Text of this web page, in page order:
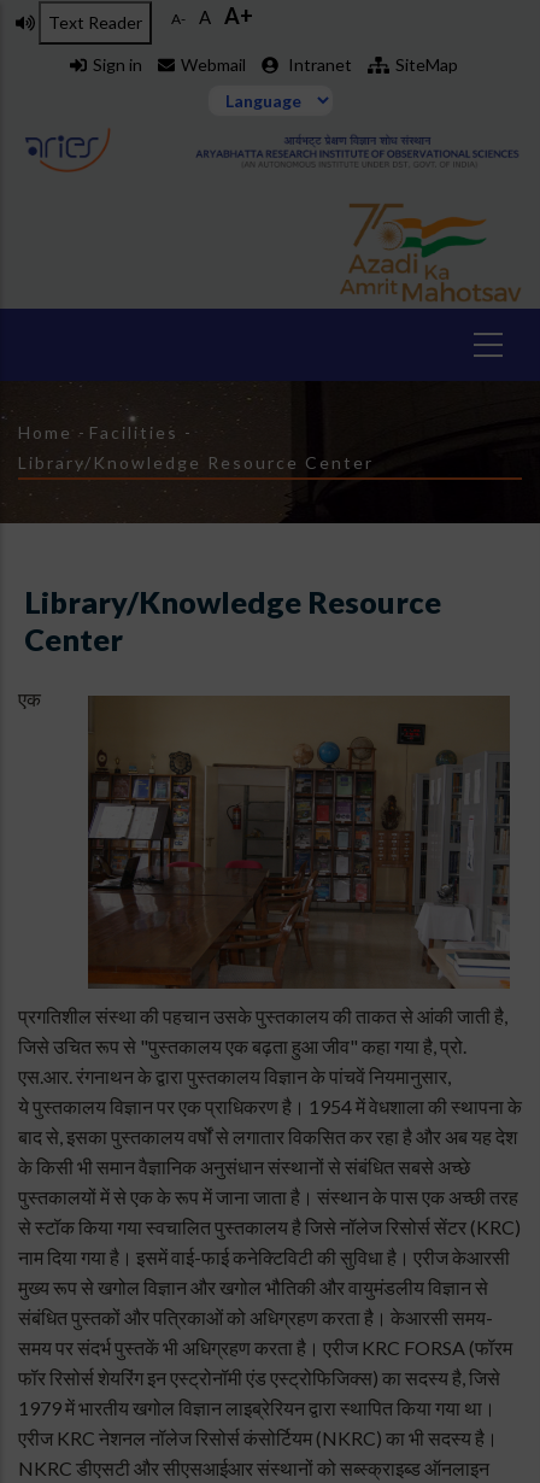
Skip
Text Reader A- A A+
Sign in Webmail Intranet SiteMap
Breadcrumb
Home - Facilities -
Library/Knowledge Resource Center
Library/Knowledge Resource
Center
एक
प्रगतिशील संस्था की पहचान उसके पुस्तकालय की ताकत से आंकी जाती है,
जिसे उचित रूप से "पुस्तकालय एक बढ़ता हुआ जीव" कहा गया है, प्रो.
एस.आर. रंगनाथन के द्वारा पुस्तकालय विज्ञान के पांचवें नियमानुसार,
ये पुस्तकालय विज्ञान पर एक प्राधिकरण है। 1954 में वेधशाला की स्थापना के
बाद से, इसका पुस्तकालय वर्षों से लगातार विकसित कर रहा है और अब यह देश
के किसी भी समान वैज्ञानिक अनुसंधान संस्थानों से संबंधित सबसे अच्छे
पुस्तकालयों में से एक के रूप में जाना जाता है। संस्थान के पास एक अच्छी तरह
से स्टॉक किया गया स्वचालित पुस्तकालय है जिसे नॉलेज रिसोर्स सेंटर (KRC)
नाम दिया गया है। इसमें वाई-फाई कनेक्टिविटी की सुविधा है। एरीज केआरसी
मुख्य रूप से खगोल विज्ञान और खगोल भौतिकी और वायुमंडलीय विज्ञान से
संबंधित पुस्तकों और पत्रिकाओं को अधिग्रहण करता है। केआरसी समय-
समय पर संदर्भ पुस्तकें भी अधिग्रहण करता है। एरीज KRC FORSA (फॉरम
फॉर रिसोर्स शेयरिंग इन एस्ट्रोनॉमी एंड एस्ट्रोफिजिक्स) का सदस्य है, जिसे
1979 में भारतीय खगोल विज्ञान लाइब्रेरियन द्वारा स्थापित किया गया था।
एरीज KRC नेशनल नॉलेज रिसोर्स कंसोर्टियम (NKRC) का भी सदस्य है।
NKRC डीएसटी और सीएसआईआर संस्थानों को सब्स्क्राइब्ड ऑनलाइन